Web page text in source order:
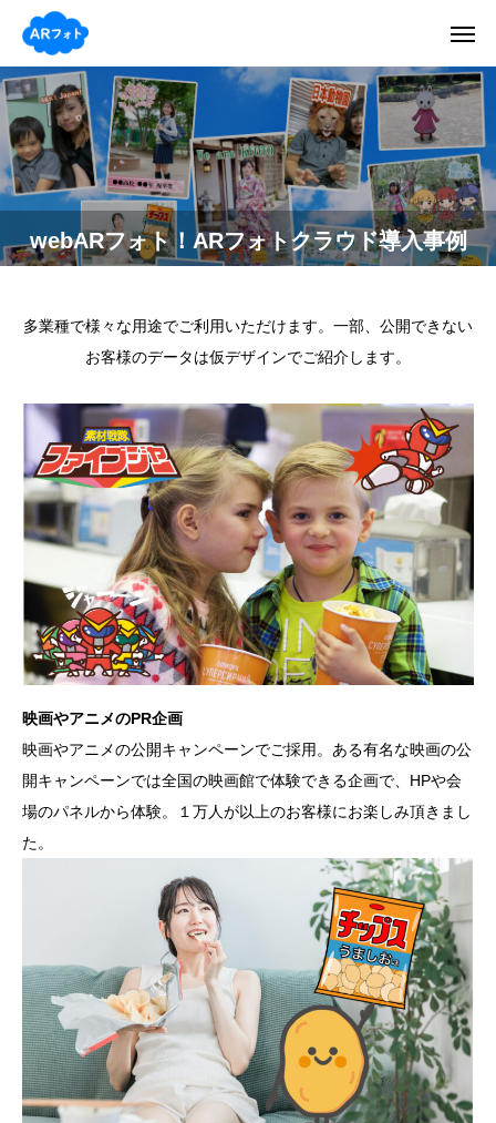
webARフォト！ARフォトクラウド導入事例
多業種で様々な用途でご利用いただけます。一部、公開できない
お客様のデータは仮デザインでご紹介します。
映画やアニメのPR企画
映画やアニメの公開キャンペーンでご採用。ある有名な映画の公
開キャンペーンでは全国の映画館で体験できる企画で、HPや会
場のパネルから体験。１万人が以上のお客様にお楽しみ頂きまし
た。